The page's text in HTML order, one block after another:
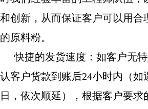
和创新，从而保证客户可以用合
的原料粉。
快捷的发货速度：如客户无
认客户货款到账后24小时内（如
日，依次顺延），根据客户要求